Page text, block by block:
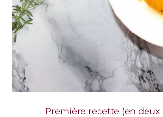
Première recette (en